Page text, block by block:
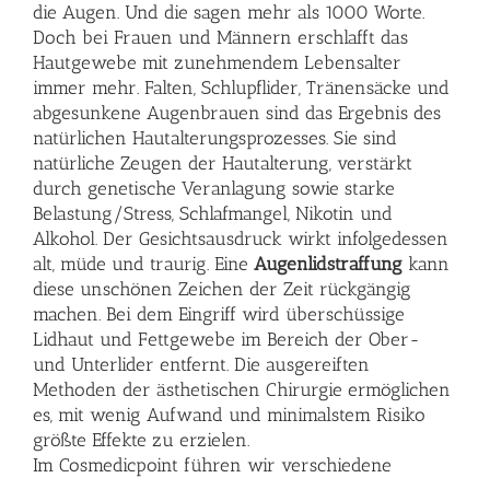
die Augen. Und die sagen mehr als 1000 Worte.
Doch bei Frauen und Männern erschlafft das
Hautgewebe mit zunehmendem Lebensalter
immer mehr. Falten, Schlupflider, Tränensäcke und
abgesunkene Augenbrauen sind das Ergebnis des
natürlichen Hautalterungsprozesses. Sie sind
natürliche Zeugen der Hautalterung, verstärkt
durch genetische Veranlagung sowie starke
Belastung/Stress, Schlafmangel, Nikotin und
Alkohol. Der Gesichtsausdruck wirkt infolgedessen
alt, müde und traurig. Eine Augenlidstraffungkann
diese unschönen Zeichen der Zeit rückgängig
machen. Bei dem Eingriff wird überschüssige
Lidhaut und Fettgewebe im Bereich der Ober-
und Unterlider entfernt. Die ausgereiften
Methoden der ästhetischen Chirurgie ermöglichen
es, mit wenig Aufwand und minimalstem Risiko
größte Effekte zu erzielen.
Im Cosmedicpoint führen wir verschiedene